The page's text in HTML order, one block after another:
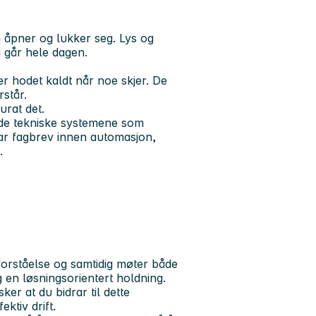
åpner og lukker seg. Lys og
hele dagen.
hodet kaldt når noe skjer. De
det.
tekniske systemene som
fagbrev innen automasjon,
og samtidig møter både
en løsningsorientert holdning.
at du bidrar til dette
drift.